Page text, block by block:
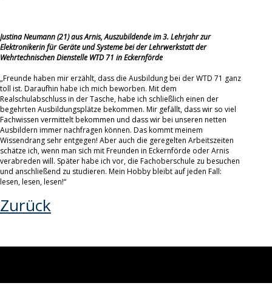
Justina Neumann (21) aus Arnis, Auszubildende im 3. Lehrjahr zur
Elektronikerin für Geräte und Systeme bei der Lehrwerkstatt der
Wehrtechnischen Dienstelle WTD 71 in Eckernförde
„Freunde haben mir erzählt, dass die Ausbildung bei der WTD 71 ganz
toll ist. Daraufhin habe ich mich beworben. Mit dem
Realschulabschluss in der Tasche, habe ich schließlich einen der
begehrten Ausbildungsplätze bekommen. Mir gefällt, dass wir so viel
Fachwissen vermittelt bekommen und dass wir bei unseren netten
Ausbildern immer nachfragen können. Das kommt meinem
Wissendrang sehr entgegen! Aber auch die geregelten Arbeitszeiten
schätze ich, wenn man sich mit Freunden in Eckernförde oder Arnis
verabreden will. Später habe ich vor, die Fachoberschule zu besuchen
und anschließend zu studieren. Mein Hobby bleibt auf jeden Fall:
lesen, lesen, lesen!“
Zurück